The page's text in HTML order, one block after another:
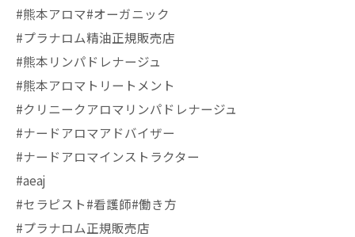
#熊本アロマ#オーガニック
#プラナロム精油正規販売店
#熊本リンパドレナージュ
#熊本アロマトリートメント
#クリニークアロマリンパドレナージュ
#ナードアロマアドバイザー
#ナードアロマインストラクター
#aeaj
#セラピスト#看護師#働き方
#プラナロム正規販売店